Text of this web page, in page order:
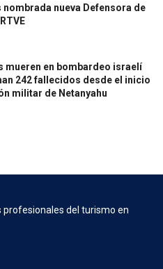
nombrada nueva Defensora de
mueren en bombardeo israelí
242 fallecidos desde el inicio
militar de Netanyahu
profesionales del turismo en